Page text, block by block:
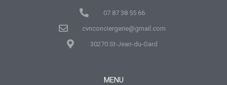
07 87 38 55 66
cvnconciergerie@gmail.com
30270 St-Jean-du-Gard
MENU